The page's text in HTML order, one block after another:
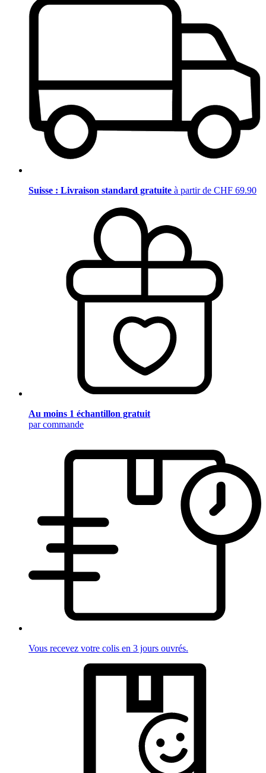
Suisse : Livraison standard gratuite à partir de CHF 69.90
Au moins 1 échantillon gratuit
par commande
Vous recevez votre colis en 3 jours ouvrés.